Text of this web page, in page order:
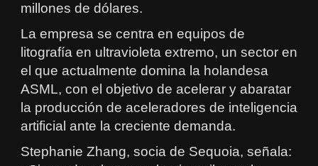
millones de dólares.
La empresa se centra en equipos de
litografía en ultravioleta extremo, un sector en
el que actualmente domina la holandesa
ASML, con el objetivo de acelerar y abaratar
la producción de aceleradores de inteligencia
artificial ante la creciente demanda.
Stephanie Zhang, socia de Sequoia, señala: